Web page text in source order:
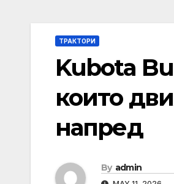
ТРАКТОРИ
Kubota
които
напред
By admin